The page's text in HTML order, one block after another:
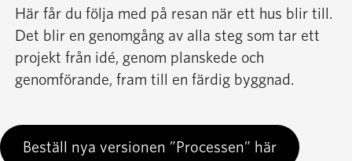
Bli medlem
Här får du följa med på resan när ett hus blir till.
Det blir en genomgång av alla steg som tar ett
projekt från idé, genom planskede och
genomförande, fram till en färdig byggnad.
Beställ nya versionen ”Processen” här